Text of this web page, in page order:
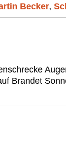
Becker,
Brandet